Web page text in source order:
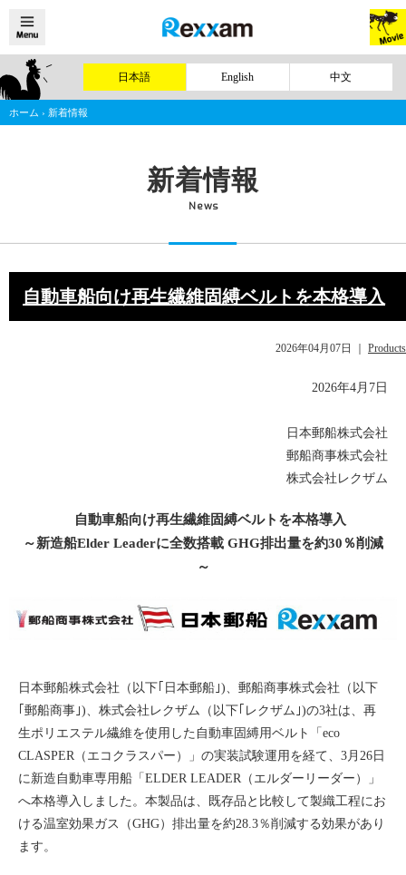
日本語 English 中文
ホーム › 新着情報
新着情報
News
自動車船向け再生繊維固縛ベルトを本格導入
2026年04月07日 Products
2026年4月7日
日本郵船株式会社
郵船商事株式会社
株式会社レクザム
自動車船向け再生繊維固縛ベルトを本格導入
～新造船Elder Leaderに全数搭載 GHG排出量を約30％削減
～
日本郵船株式会社（以下｢日本郵船｣)、郵船商事株式会社（以下
｢郵船商事｣)、株式会社レクザム（以下｢レクザム｣)の3社は、再
生ポリエステル繊維を使用した自動車固縛用ベルト「eco
CLASPER（エコクラスパー）」の実装試験運用を経て、3月26日
に新造自動車専用船「ELDER LEADER（エルダーリーダー）」
へ本格導入しました。本製品は、既存品と比較して製織工程にお
ける温室効果ガス（GHG）排出量を約28.3％削減する効果があり
ます。